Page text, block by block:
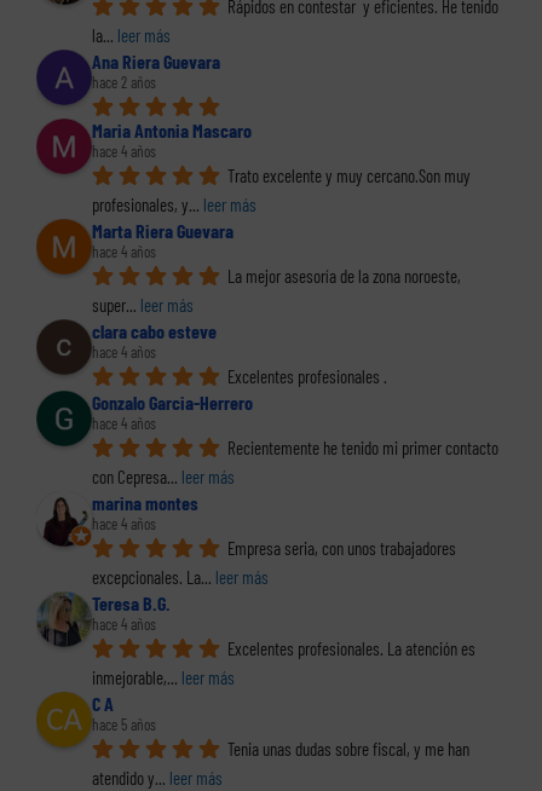
Rápidos en contestar  y eficientes. He tenido
la... leer más
Ana Riera Guevara
hace 2 años
Maria Antonia Mascaro
hace 4 años
Trato excelente y muy cercano.Son muy
profesionales, y... leer más
Marta Riera Guevara
hace 4 años
La mejor asesoría de la zona noroeste,
super... leer más
clara cabo esteve
hace 4 años
Excelentes profesionales .
Gonzalo Garcia-Herrero
hace 4 años
Recientemente he tenido mi primer contacto
con Cepresa... leer más
marina montes
hace 4 años
Empresa seria, con unos trabajadores
excepcionales. La... leer más
Teresa B.G.
hace 4 años
Excelentes profesionales. La atención es
inmejorable,... leer más
C A
hace 5 años
Tenia unas dudas sobre fiscal, y me han
atendido y... leer más